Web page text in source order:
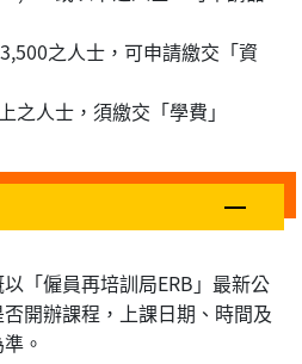
之人士，可申請繳交「資
之人士，須繳交「學費」
「僱員再培訓局ERB」最新公
開辦課程，上課日期、時間及
。